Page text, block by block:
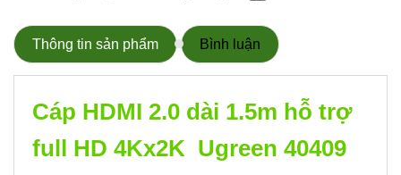
Thông tin sản phẩm Bình luận
Cáp HDMI 2.0 dài 1.5m hỗ trợ
full HD 4Kx2K Ugreen 40409